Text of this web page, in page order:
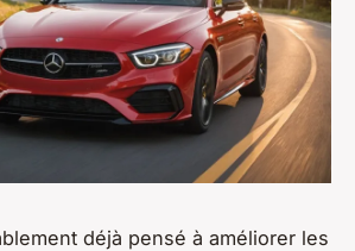
déjà pensé à améliorer les